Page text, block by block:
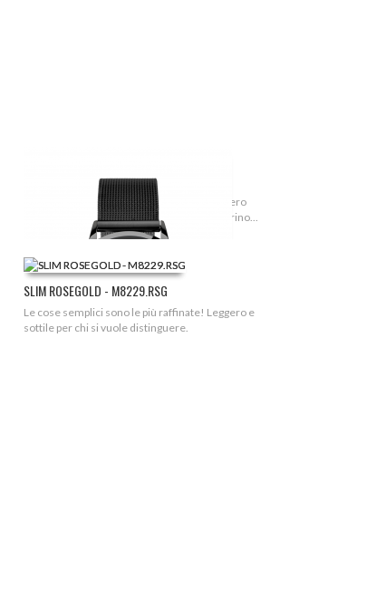
SLIM MILANO LADY- F2322BLK.MIL
Le cose semplici sono le più raffinate! Leggero
e slim per chi si vuole distinguere con cinturino...
SLIM ROSEGOLD - M8229.RSG
Le cose semplici sono le più raffinate! Leggero e
sottile per chi si vuole distinguere.